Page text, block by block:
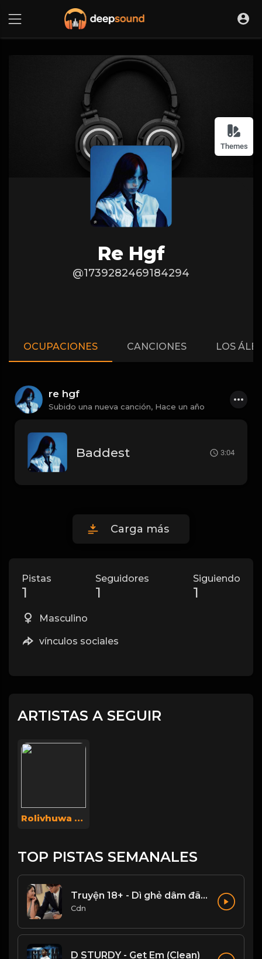
Themes
Re Hgf
@1739282469184294
OCUPACIONES CANCIONES LOS
re hgf
Subido una nueva canción, Hace un año
Baddest 3:04
Carga más
Pistas
1
Seguidores
1
Siguiendo
1
Masculino
vínculos sociales
ARTISTAS A SEGUIR
Rolivhuwa Rolivhuwa
TOP PISTAS SEMANALES
Truyện 18+ - Dì ghẻ dâm đãng Phần 1
Cdn
D STURDY - Get Em (Clean)